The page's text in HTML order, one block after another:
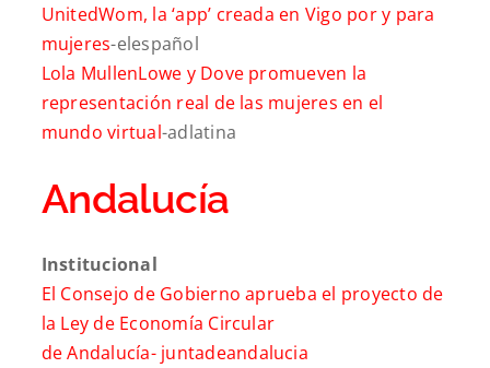
UnitedWom, la ‘app’ creada en Vigo por y para
mujeres-elespañol
Lola MullenLowe y Dove promueven la
representación real de las mujeres en el
mundo virtual-adlatina
Andalucía
Institucional
El Consejo de Gobierno aprueba el proyecto de
la Ley de Economía Circular
de Andalucía- juntadeandalucia